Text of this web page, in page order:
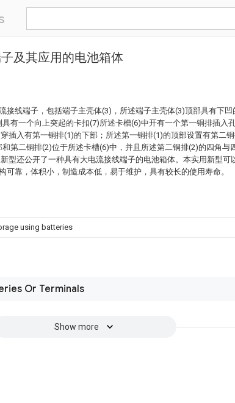
及其应用的电池箱体
接线端子，包括端子主壳体(3)，所述端子主壳体(3)顶部具有下凹
有一个向上突起的卡扣(7)所述卡槽(6)中开有一个第一铜排插入
插入有第一铜排(1)的下部；所述第一铜排(1)的顶部设置有第二
第二铜排(2)位于所述卡槽(6)中，并且所述第二铜排(2)的四角与
型还公开了一种具有大电流接线端子的电池箱体。本实用新型可
可靠，体积小，制造成本低，易于维护，具有较长的使用寿命。
using batteries
Or Terminals
Show more